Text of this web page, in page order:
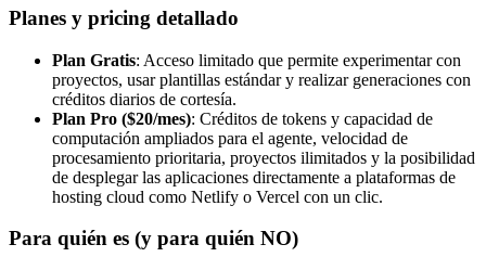
Planes y pricing detallado
Plan Gratis: Acceso limitado que permite experimentar con
proyectos, usar plantillas estándar y realizar generaciones con
créditos diarios de cortesía.
Plan Pro ($20/mes): Créditos de tokens y capacidad de
computación ampliados para el agente, velocidad de
procesamiento prioritaria, proyectos ilimitados y la posibilidad
de desplegar las aplicaciones directamente a plataformas de
hosting cloud como Netlify o Vercel con un clic.
Para quién es (y para quién NO)